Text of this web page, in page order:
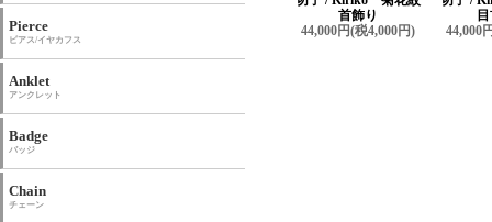
首飾り
44,000円(税4,000円)
44,000
Pierce
ピアス/イヤカフス
Anklet
アンクレット
Badge
バッジ
Chain
チェーン